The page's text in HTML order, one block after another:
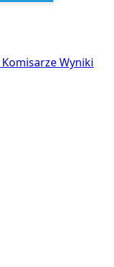
KomisarzeWyniki